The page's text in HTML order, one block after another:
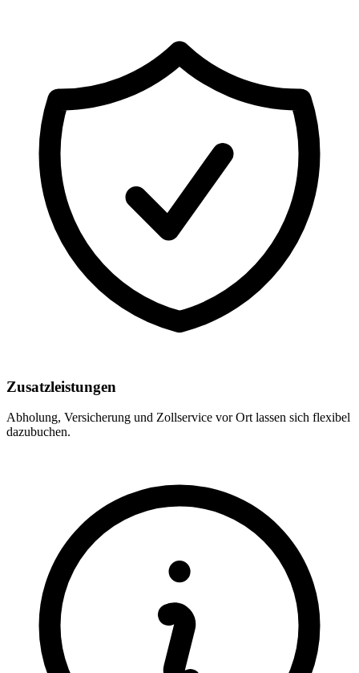
Zusatzleistungen
Abholung, Versicherung und Zollservice vor Ort lassen sich flexibel
dazubuchen.